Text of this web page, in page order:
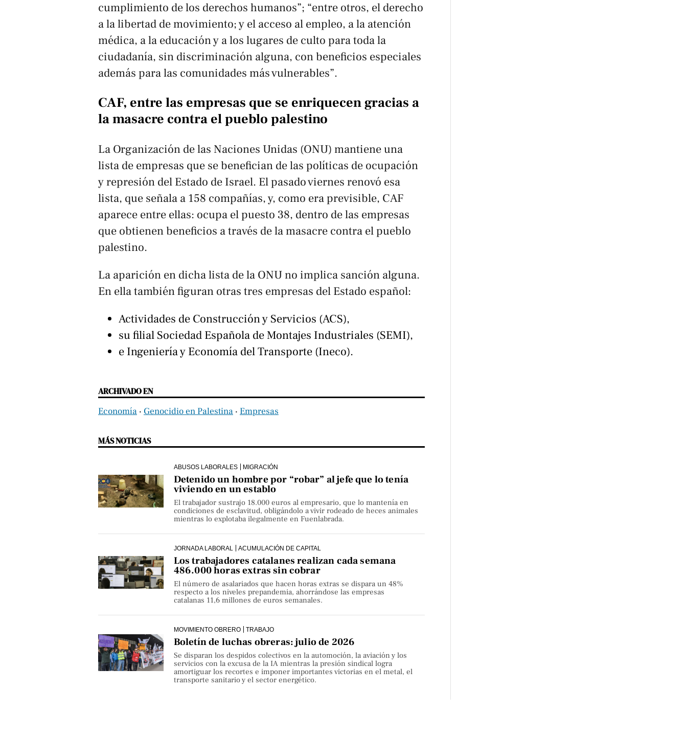
cumplimiento de los derechos humanos”; “entre otros, el derecho
a la libertad de movimiento; y el acceso al empleo, a la atención
médica, a la educación y a los lugares de culto para toda la
ciudadanía, sin discriminación alguna, con beneficios especiales
además para las comunidades más vulnerables”.
CAF, entre las empresas que se enriquecen gracias a
la masacre contra el pueblo palestino
La Organización de las Naciones Unidas (ONU) mantiene una
lista de empresas que se benefician de las políticas de ocupación
y represión del Estado de Israel. El pasado viernes renovó esa
lista, que señala a 158 compañías, y, como era previsible, CAF
aparece entre ellas: ocupa el puesto 38, dentro de las empresas
que obtienen beneficios a través de la masacre contra el pueblo
palestino.
La aparición en dicha lista de la ONU no implica sanción alguna.
En ella también figuran otras tres empresas del Estado español:
Actividades de Construcción y Servicios (ACS),
su filial Sociedad Española de Montajes Industriales (SEMI),
e Ingeniería y Economía del Transporte (Ineco).
ARCHIVADO EN
Economía ‧ Genocidio en Palestina ‧ Empresas
MÁS NOTICIAS
ABUSOS LABORALES MIGRACIÓN
Detenido un hombre por “robar” al jefe que lo tenía
viviendo en un establo
El trabajador sustrajo 18.000 euros al empresario, que lo mantenía en
condiciones de esclavitud, obligándolo a vivir rodeado de heces animales
mientras lo explotaba ilegalmente en Fuenlabrada.
JORNADA LABORAL ACUMULACIÓN DE CAPITAL
Los trabajadores catalanes realizan cada semana
486.000 horas extras sin cobrar
El número de asalariados que hacen horas extras se dispara un 48%
respecto a los niveles prepandemia, ahorrándose las empresas
catalanas 11,6 millones de euros semanales.
MOVIMIENTO OBRERO TRABAJO
Boletín de luchas obreras: julio de 2026
Se disparan los despidos colectivos en la automoción, la aviación y los
servicios con la excusa de la IA mientras la presión sindical logra
amortiguar los recortes e imponer importantes victorias en el metal, el
transporte sanitario y el sector energético.